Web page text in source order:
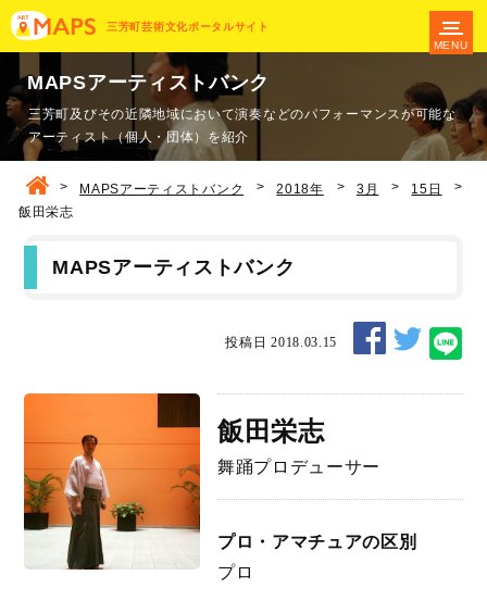
三芳町芸術文化ポータルサイト
MENU
MAPSアーティストバンク
三芳町及びその近隣地域において演奏などのパフォーマンスが可能な
アーティスト（個人・団体）を紹介
> MAPSアーティストバンク > 2018年 > 3月 > 15日
>
飯田栄志
MAPSアーティストバンク
投稿日 2018.03.15
飯田栄志
舞踊プロデューサー
プロ・アマチュアの区別
プロ